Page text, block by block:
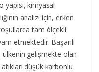
yapısı, kimyasal
analizi için, erken
tam ölçekli
etmektedir. Başarılı
ülkenin gelişmekte olan
düşük karbonlu